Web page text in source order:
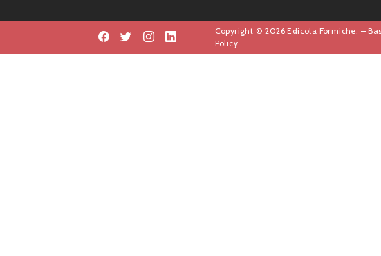
Copyright © 2026 Edicola Formiche. –
Policy.